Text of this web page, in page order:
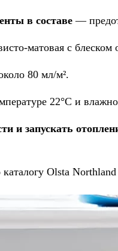
в составе—
матовая с блеском
80 мл/м².
22°С и
и запускать
Olsta